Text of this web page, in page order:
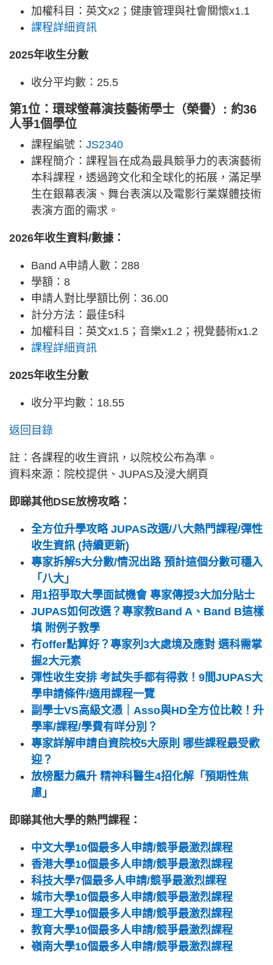
加權科目：英文x2；健康管理與社會關懷x1.1
課程詳細資訊
2025年收生分數
收分平均數：25.5
第1位：環球螢幕演技藝術學士（榮譽）: 約36
人爭1個學位
課程編號： JS2340
課程簡介：課程旨在成為最具競爭力的表演藝術
本科課程，透過跨文化和全球化的拓展，滿足學
生在銀幕表演、舞台表演以及電影行業媒體技術
表演方面的需求。
2026年收生資料/數據：
Band A申請人數：288
學額：8
申請人對比學額比例：36.00
計分方法：最佳5科
加權科目：英文x1.5；音樂x1.2；視覺藝術x1.2
課程詳細資訊
2025年收生分數
收分平均數：18.55
返回目錄
註：各課程的收生資訊，以院校公布為準。
資料來源：院校提供、JUPAS及浸大網頁
即睇其他DSE放榜攻略：
全方位升學攻略 JUPAS改選/八大熱門課程/彈性
收生資訊 (持續更新)
專家拆解5大分數/情況出路 預計這個分數可穩入
「八大」
用1招爭取大學面試機會 專家傳授3大加分貼士
JUPAS如何改選？專家教Band A、Band B這樣
填 附例子教學
冇offer點算好？專家列3大處境及應對 選科需掌
握2大元素
彈性收生安排 考試失手都有得救！9間JUPAS大
學申請條件/適用課程一覽
副學士VS高級文憑｜Asso與HD全方位比較！升
學率/課程/學費有咩分別？
專家詳解申請自資院校5大原則 哪些課程最受歡
迎？
放榜壓力飆升 精神科醫生4招化解「預期性焦
慮」
即睇其他大學的熱門課程：
中文大學10個最多人申請/競爭最激烈課程
香港大學10個最多人申請/競爭最激烈課程
科技大學7個最多人申請/競爭最激烈課程
城市大學10個最多人申請/競爭最激烈課程
理工大學10個最多人申請/競爭最激烈課程
教育大學10個最多人申請/競爭最激烈課程
嶺南大學10個最多人申請/競爭最激烈課程